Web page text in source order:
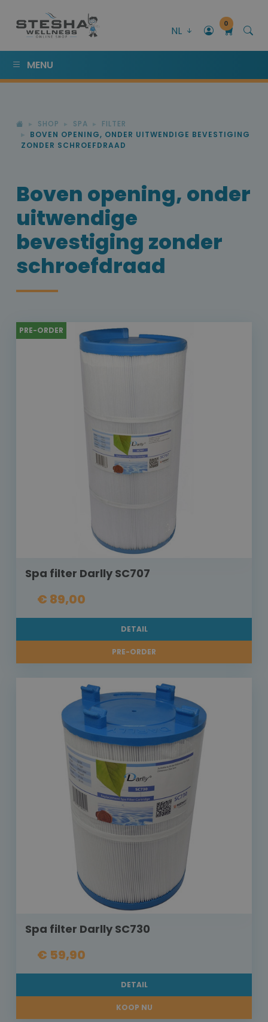
NL
0
MENU
SHOP SPA
FILTER
BOVEN OPENING, ONDER UITWENDIGE BEVESTIGING
ZONDER SCHROEFDRAAD
Boven opening, onder
uitwendige
bevestiging zonder
schroefdraad
PRE-ORDER
Spa filter Darlly SC707
€ 89,00
DETAIL
PRE-ORDER
Spa filter Darlly SC730
€ 59,90
DETAIL
KOOP NU